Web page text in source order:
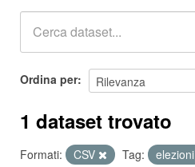
Ordina per
1 dataset trovato
Formati: CSV Tag: elezioni